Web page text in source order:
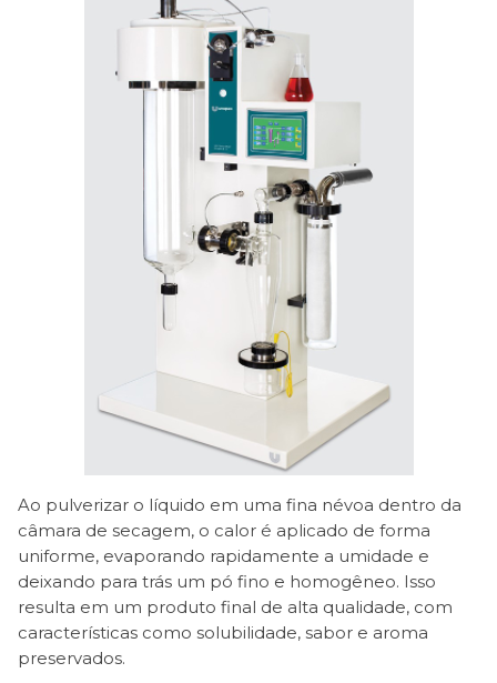
Ao pulverizar o líquido em uma fina névoa dentro da
câmara de secagem, o calor é aplicado de forma
uniforme, evaporando rapidamente a umidade e
deixando para trás um pó fino e homogêneo. Isso
resulta em um produto final de alta qualidade, com
características como solubilidade, sabor e aroma
preservados.